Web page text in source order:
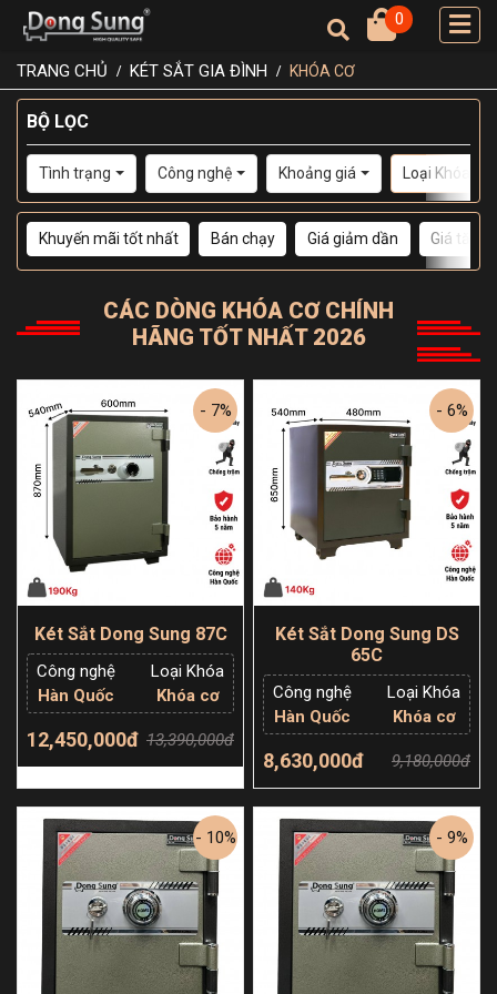
0
TRANG CHỦ KÉT SẮT GIA ĐÌNH KHÓA CƠ
BỘ LỌC
Tình trạng Công nghệ Khoảng giá Loại Khóa
Khuyến mãi tốt nhất Bán chạy Giá giảm dần Giá tăng
CÁC DÒNG KHÓA CƠCHÍNH
HÃNG TỐT NHẤT 2026
- 7%
Két Sắt Dong Sung 87C
Công nghệ
Hàn Quốc
Loại Khóa
Khóa cơ
12,450,000đ 13,390,000đ
- 6%
Két Sắt Dong Sung DS
65C
Công nghệ
Hàn Quốc
Loại Khóa
Khóa cơ
8,630,000đ 9,180,000đ
Thêm giỏ hàng
- 10% - 9%